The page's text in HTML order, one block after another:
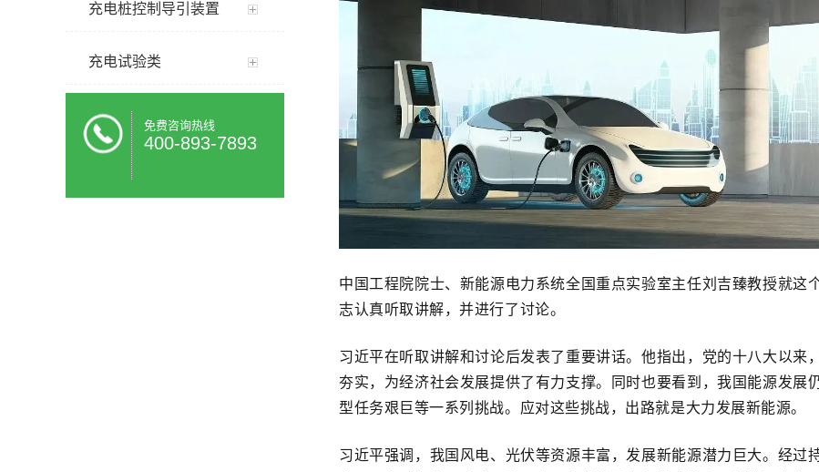
充电桩控制导引装置
充电试验类
免费咨询热线
400-893-7893
中国工程院院士、新能源电力系统全国重点实验室主任刘吉臻教授就这
志认真听取讲解，并进行了讨论。
习近平在听取讲解和讨论后发表了重要讲话。他指出，党的十八大以来
夯实，为经济社会发展提供了有力支撑。同时也要看到，我国能源发展
型任务艰巨等一系列挑战。应对这些挑战，出路就是大力发展新能源。
习近平强调，我国风电、光伏等资源丰富，发展新能源潜力巨大。经过